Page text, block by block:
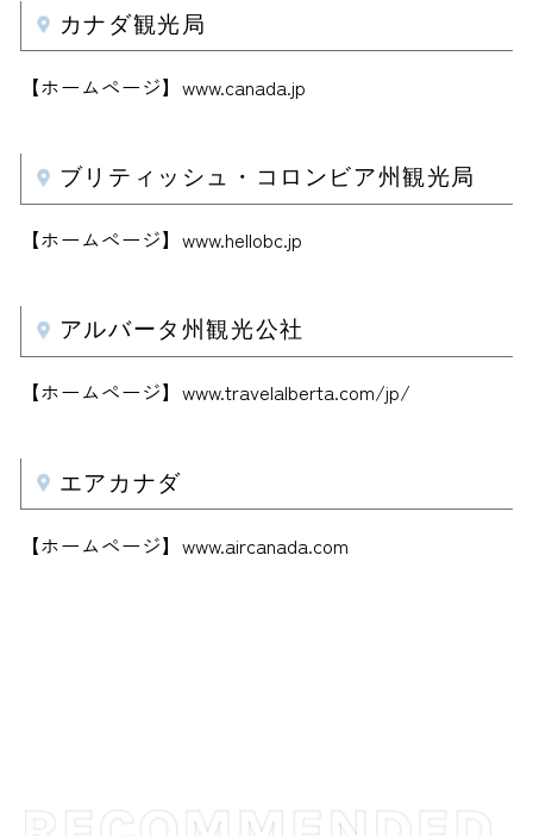
カナダ観光局
【ホームページ】www.canada.jp
ブリティッシュ・コロンビア州観光局
【ホームページ】www.hellobc.jp
アルバータ州観光公社
【ホームページ】www.travelalberta.com/jp/
エアカナダ
【ホームページ】www.aircanada.com